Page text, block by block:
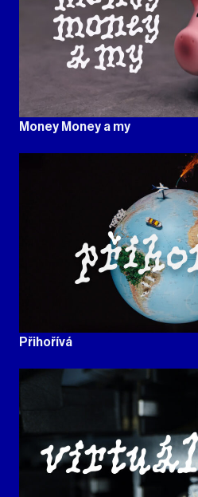
Money Money a my
Přihořívá